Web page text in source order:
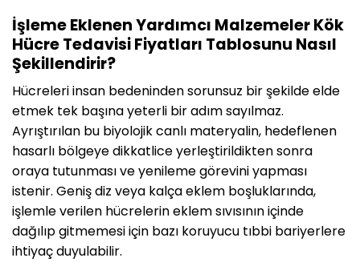
İşleme Eklenen Yardımcı Malzemeler Kök
Hücre Tedavisi Fiyatları Tablosunu Nasıl
Şekillendirir?
Hücreleri insan bedeninden sorunsuz bir şekilde elde
etmek tek başına yeterli bir adım sayılmaz.
Ayrıştırılan bu biyolojik canlı materyalin, hedeflenen
hasarlı bölgeye dikkatlice yerleştirildikten sonra
oraya tutunması ve yenileme görevini yapması
istenir. Geniş diz veya kalça eklem boşluklarında,
işlemle verilen hücrelerin eklem sıvısının içinde
dağılıp gitmemesi için bazı koruyucu tıbbi bariyerlere
ihtiyaç duyulabilir.